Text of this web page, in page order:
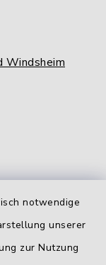
notwendige
unserer
zur Nutzung
Windsheim